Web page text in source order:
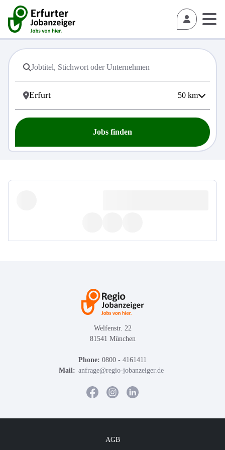
50 km
Jobs finden
Welfenstr. 22
81541 München
Phone: 0800 - 4161411
Mail: anfrage@regio-jobanzeiger.de
AGB